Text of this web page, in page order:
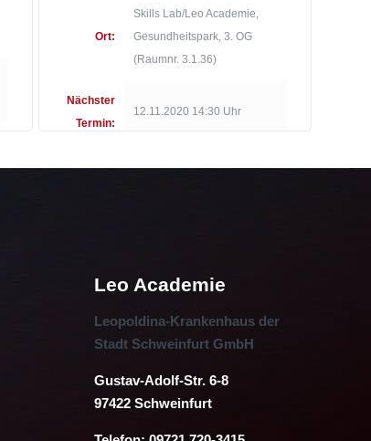
Ort:
Skills Lab/Leo Academie,
Gesundheitspark, 3. OG
(Raumnr. 3.1.36)
Nächster
Termin:
12.11.2020 14:30 Uhr
Leo Academie
Leopoldina-Krankenhaus der
Stadt Schweinfurt GmbH
Gustav-Adolf-Str. 6-8
97422 Schweinfurt